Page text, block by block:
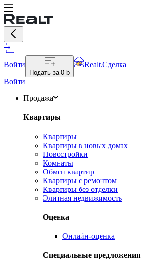
Войти
Подать за 0 ƃ
Realt.Сделка
Войти
Продажа
Квартиры
Квартиры
Квартиры в новых домах
Новостройки
Комнаты
Обмен квартир
Квартиры с ремонтом
Квартиры без отделки
Элитная недвижимость
Оценка
Онлайн-оценка
Специальные предложения